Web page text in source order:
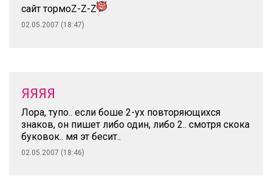
сайт тормоZ-Z-Z
02.05.2007 (18:47)
ЯЯЯЯ
Лора, тупо.. если боше 2-ух повторяющихся
знаков, он пишет либо один, либо 2.. смотря скока
буковок.. мя эт бесит..
02.05.2007 (18:46)